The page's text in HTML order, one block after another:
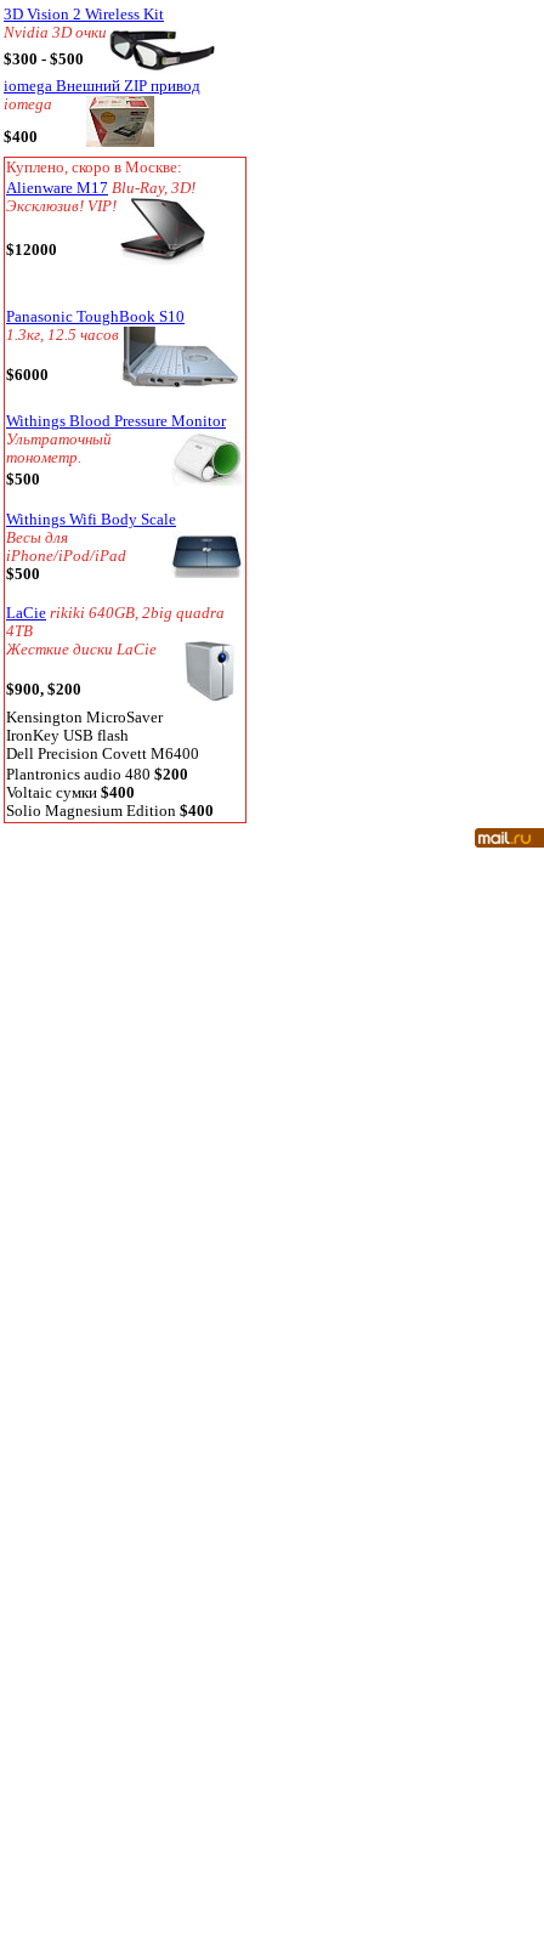
3D Vision 2 Wireless Kit
Nvidia 3D очки
$300 - $500
iomega Внешний ZIP привод
iomega
$400
Куплено, скоро в Москве:
Alienware M17 Blu-Ray, 3D!
Эксклюзив! VIP!
$12000
Panasonic ToughBook S10
1.3кг, 12.5 часов
$6000
Withings Blood Pressure Monitor
Ультраточный
тонометр.
$500
Withings Wifi Body Scale
Весы для
iPhone/iPod/iPad
$500
LaCie rikiki 640GB, 2big quadra
4TB
Жесткие диски LaCie
$900, $200
Kensington MicroSaver
IronKey USB flash
Dell Precision Covett M6400
Plantronics audio 480 $200
Voltaic сумки $400
Solio Magnesium Edition $400